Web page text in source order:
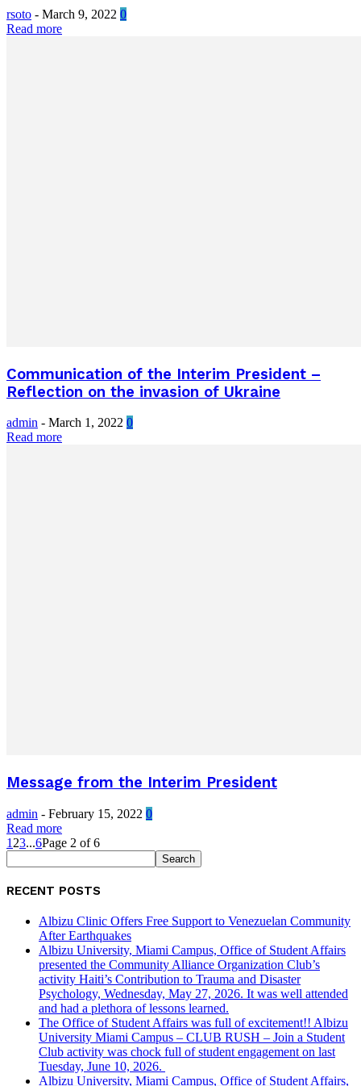
rsoto - March 9, 2022 0
Read more
Communication of the Interim President –
Reflection on the invasion of Ukraine
admin - March 1, 2022 0
Read more
Message from the Interim President
admin - February 15, 2022 0
Read more
1 23...6Page 2 of 6
RECENT POSTS
Albizu Clinic Offers Free Support to Venezuelan Community
After Earthquakes
Albizu University, Miami Campus, Office of Student Affairs
presented the Community Alliance Organization Club’s
activity Haiti’s Contribution to Trauma and Disaster
Psychology, Wednesday, May 27, 2026. It was well attended
and had a plethora of lessons learned.
The Office of Student Affairs was full of excitement!! Albizu
University Miami Campus – CLUB RUSH – Join a Student
Club activity was chock full of student engagement on last
Tuesday, June 10, 2026.
Albizu University, Miami Campus, Office of Student Affairs,